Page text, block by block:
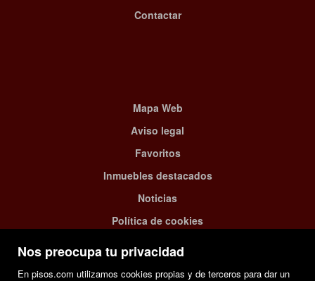
Nos preocupa tu privacidad
En pisos.com utilizamos cookies propias y de terceros para dar un
Contactar
Mapa Web
Aviso legal
Favoritos
Inmuebles destacados
Noticias
Política de cookies